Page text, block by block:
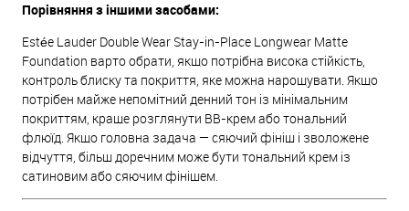
Порівняння з іншими засобами:
Estée Lauder Double Wear Stay-in-Place Longwear Matte
Foundation варто обрати, якщо потрібна висока стійкість,
контроль блиску та покриття, яке можна нарощувати. Якщо
потрібен майже непомітний денний тон із мінімальним
покриттям, краще розглянути BB-крем або тональний
флюїд. Якщо головна задача — сяючий фініш і зволожене
відчуття, більш доречним може бути тональний крем із
сатиновим або сяючим фінішем.